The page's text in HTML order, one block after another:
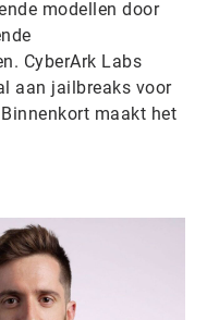
modellen door
CyberArk Labs
aan jailbreaks voor
maakt het